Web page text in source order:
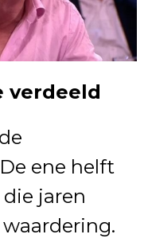
verdeeld
ene helft
jaren